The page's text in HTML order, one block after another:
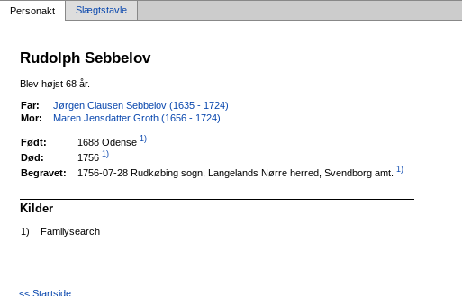
Personakt Slægtstavle
Rudolph Sebbelov
Blev højst 68 år.
Far:
Jørgen Clausen Sebbelov (1635 - 1724)
Mor:
Maren Jensdatter Groth (1656 - 1724)
Født: 1688 Odense 1)
Død: 1756 1)
Begravet: 1756-07-28 Rudkøbing sogn, Langelands Nørre herred, Svendborg amt. 1)
Kilder
1) Familysearch
<< Startside